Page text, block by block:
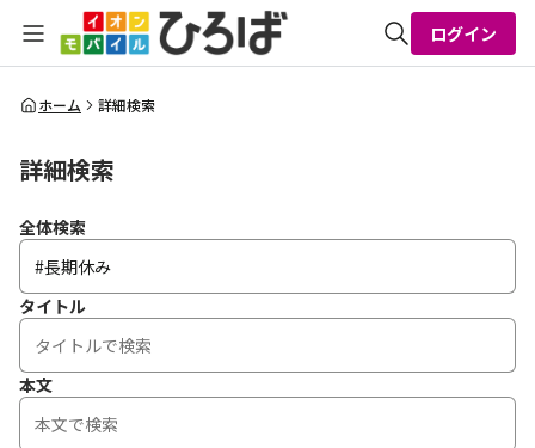
全体検索
ログイン
ホーム 詳細検索
詳細検索
全体検索
タイトル
本文